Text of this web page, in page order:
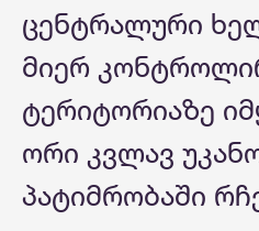
ცენტრალური
მიერ
ტერიტორიაზე
ორი კვლავ
პატიმრობაში